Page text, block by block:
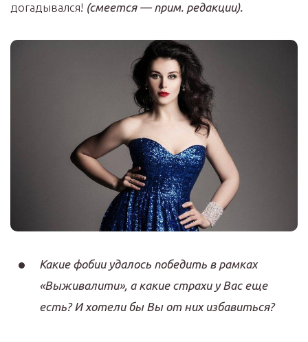
догадывался! (смеется — прим. редакции).
Какие фобии удалось победить в рамках
«Выживалити», а какие страхи у Вас еще
есть? И хотели бы Вы от них избавиться?